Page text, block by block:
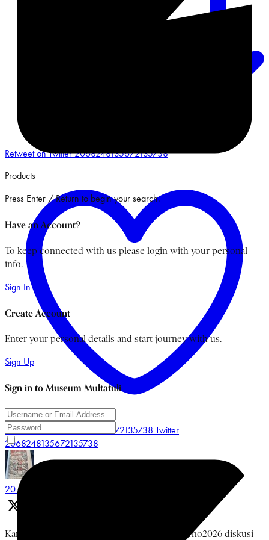
Retweet on Twitter 2068248135672135738
Like on Twitter 2068248135672135738 Twitter
2068248135672135738
20 Jun
Kamis, 18 Juni 2026 rangkaian #BulanBungKarno2026 diskusi
Products
Press Enter / Return to begin your search.
Have an Account?
To keep connected with us please login with your personal
info.
Sign In
Create Account
Enter your personal details and start journey with us.
Sign Up
Sign in to Museum Multatuli